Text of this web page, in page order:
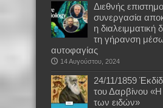
Διεθνής
συνεργασία
η διαλειμματική
τη γήρανση
αυτοφαγίας
14 Αυγούστου, 2024
24/11/1859
του Δαρβίνου
των ειδών»